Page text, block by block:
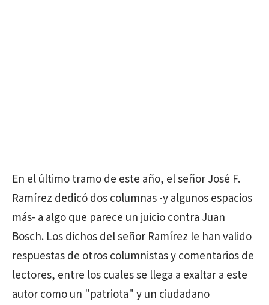
En el último tramo de este año, el señor José F.
Ramírez dedicó dos columnas -y algunos espacios
más- a algo que parece un juicio contra Juan
Bosch. Los dichos del señor Ramírez le han valido
respuestas de otros columnistas y comentarios de
lectores, entre los cuales se llega a exaltar a este
autor como un "patriota" y un ciudadano